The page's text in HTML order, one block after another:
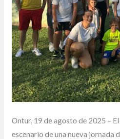
Ontur, 19 de agosto de 2025 –
escenario de una nueva jornada
juventud
rural